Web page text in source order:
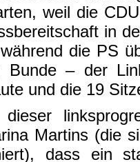
weil die
in
die PS
Bunde – der
und die 19
Martins (die
dass ein